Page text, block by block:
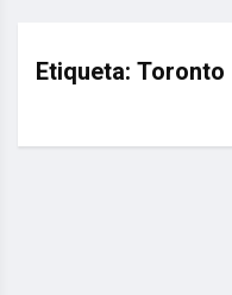
Etiqueta: Toronto